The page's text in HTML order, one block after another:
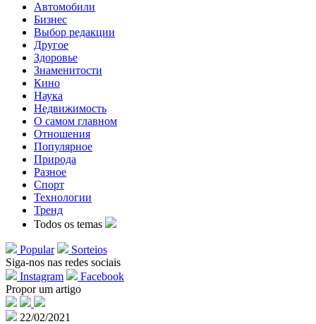
Автомобили
Бизнес
Выбор редакции
Другое
Здоровье
Знаменитости
Кино
Наука
Недвижимость
О самом главном
Отношения
Популярное
Природа
Разное
Спорт
Технологии
Тренд
Todos os temas
Popular
Sorteios
Siga-nos nas redes sociais
Instagram
Facebook
Propor um artigo
22/02/2021